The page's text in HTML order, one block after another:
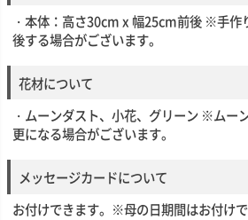
・本体：高さ30cm x 幅25cm前後 ※手作
後する場合がございます。
花材について
・ムーンダスト、小花、グリーン ※ムー
更になる場合がございます。
メッセージカードについて
お付けできます。※母の日期間はお付けで